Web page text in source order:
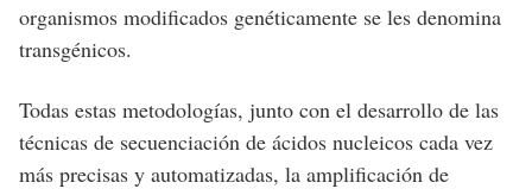
organismos modificados genéticamente se les denomina
transgénicos.
Todas estas metodologías, junto con el desarrollo de las
técnicas de secuenciación de ácidos nucleicos cada vez
más precisas y automatizadas, la amplificación de